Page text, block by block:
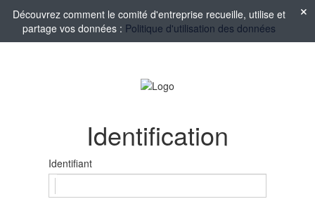
Découvrez comment le comité d'entreprise recueille, utilise et
partage vos données : Politique d'utilisation des données
Identification
Identifiant